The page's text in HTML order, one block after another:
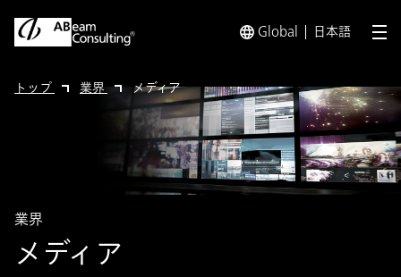
Global 日本語 メ
トップ 業界 メディア
メディア
業界